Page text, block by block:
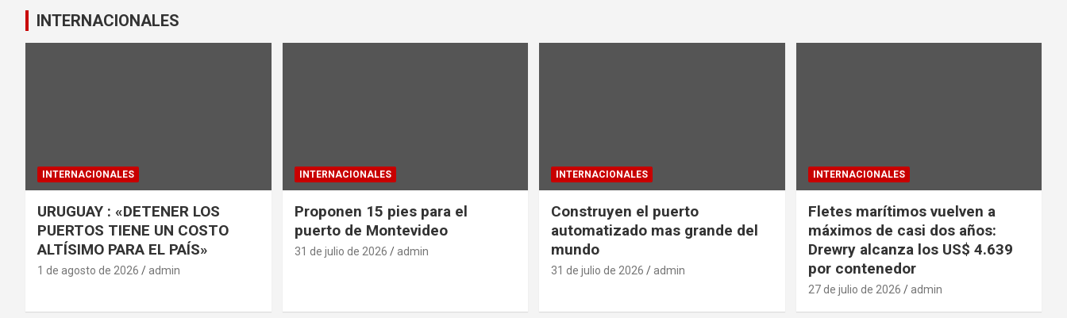
INTERNACIONALES
INTERNACIONALES
URUGUAY : «DETENER LOS
PUERTOS TIENE UN COSTO
ALTÍSIMO PARA EL PAÍS»
1 de agosto de 2026 admin
INTERNACIONALES
Proponen 15 pies para el
puerto de Montevideo
31 de julio de 2026 admin
INTERNACIONALES
Construyen el puerto
automatizado mas grande del
mundo
31 de julio de 2026 admin
INTERNACIONALES
Fletes marítimos vuelven a
máximos de casi dos años:
Drewry alcanza los US$ 4.639
por contenedor
27 de julio de 2026 admin